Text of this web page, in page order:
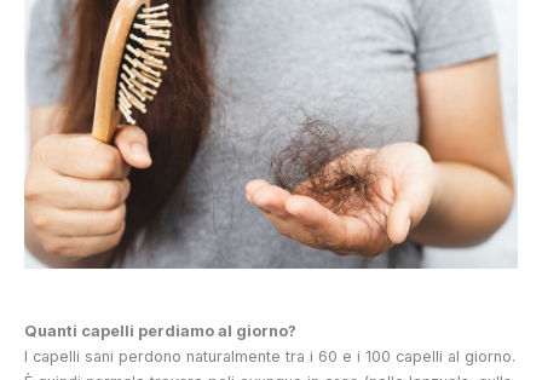
Quanti capelli perdiamo al giorno?
I capelli sani perdono naturalmente tra i 60 e i 100 capelli al giorno.